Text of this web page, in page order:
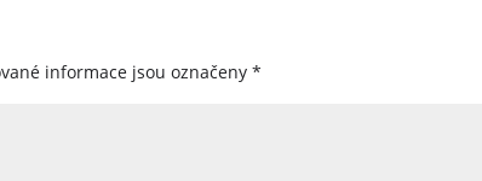
informace jsou označeny*